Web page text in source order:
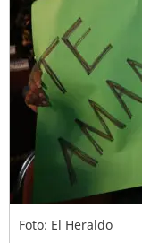
Foto: El Heraldo